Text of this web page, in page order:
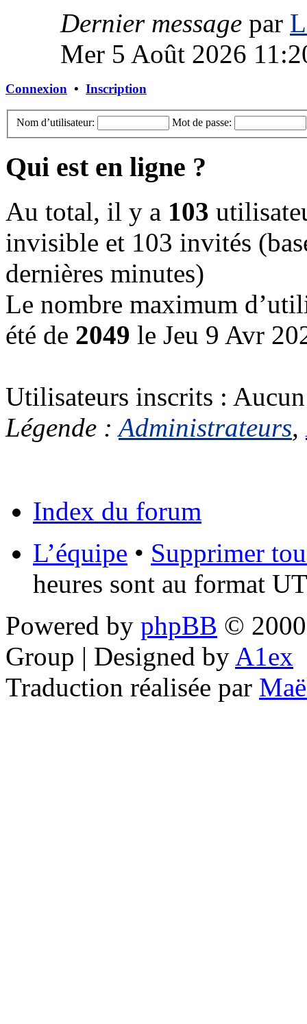
Dernier message par
Mer 5 Août 2026
Connexion • Inscription
Nom d’utilisateur: Mot de passe:
Qui est en ligne ?
Au total, il y a 103
invisible et 103 invités
dernières minutes)
Le nombre maximum
été de 2049 le Jeu 9 Avr
Utilisateurs inscrits :
Légende :Administrateurs,
Index du forum
L’équipe • Supprimer
heures sont au format
Powered by phpBB ©
Group | Designed by A1ex
Traduction réalisée par